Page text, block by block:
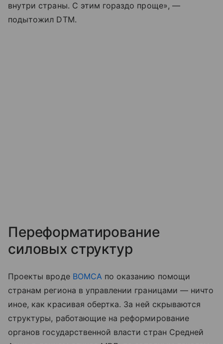
внутри страны. С этим гораздо проще», —
подытожил DTM.
Переформатирование
силовых структур
Проекты вроде BOMCAпо оказанию помощи
странам региона в управлении границами — ничто
иное, как красивая обертка. За ней скрываются
структуры, работающие на реформирование
органов государственной власти стран Средней